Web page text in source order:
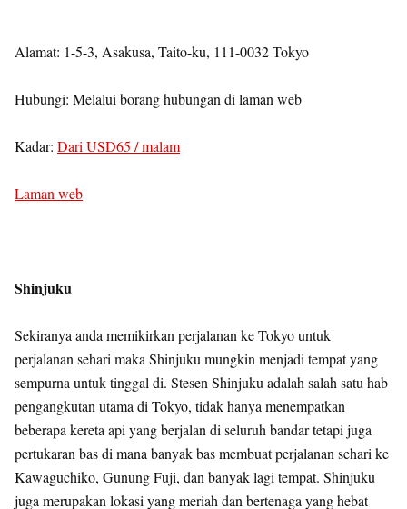
Alamat: 1-5-3, Asakusa, Taito-ku, 111-0032 Tokyo
Hubungi: Melalui borang hubungan di laman web
Kadar: Dari USD65 / malam
Laman web
Shinjuku
Sekiranya anda memikirkan perjalanan ke Tokyo untuk
perjalanan sehari maka Shinjuku mungkin menjadi tempat yang
sempurna untuk tinggal di. Stesen Shinjuku adalah salah satu hab
pengangkutan utama di Tokyo, tidak hanya menempatkan
beberapa kereta api yang berjalan di seluruh bandar tetapi juga
pertukaran bas di mana banyak bas membuat perjalanan sehari ke
Kawaguchiko, Gunung Fuji, dan banyak lagi tempat. Shinjuku
juga merupakan lokasi yang meriah dan bertenaga yang hebat